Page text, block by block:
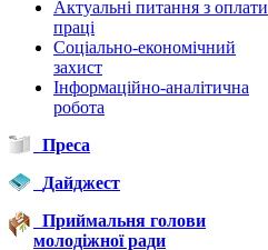
Актуальні питання з оплати
праці
Соціально-економічний
захист
Інформаційно-аналітична
робота
Преса
Дайджест
Приймальня голови
молодіжної ради